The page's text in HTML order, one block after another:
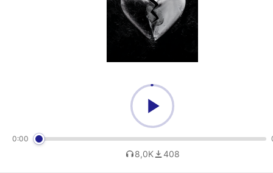
0:00
8,0K 408